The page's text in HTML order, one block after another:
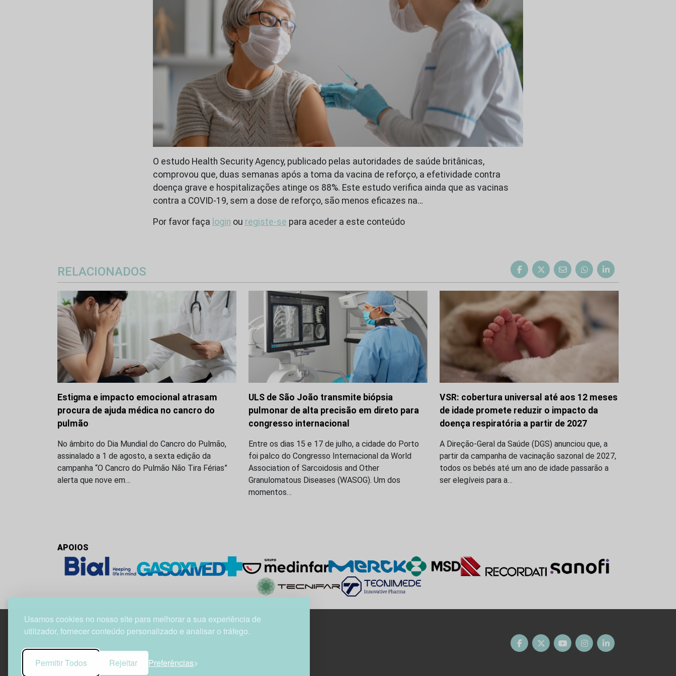
Usamos cookies no nosso site para melhorar a sua experiência de
utilizador, fornecer conteúdo personalizado e analisar o tráfego.
Permitir Todos Rejeitar Preferências
O estudo Health Security Agency, publicado pelas autoridades de saúde britânicas,
comprovou que, duas semanas após a toma da vacina de reforço, a efetividade contra
doença grave e hospitalizações atinge os 88%. Este estudo verifica ainda que as vacinas
contra a COVID-19, sem a dose de reforço, são menos eficazes na…
Por favor faça login ou registe-se para aceder a este conteúdo
RELACIONADOS
Estigma e impacto emocional atrasam
procura de ajuda médica no cancro do
pulmão
No âmbito do Dia Mundial do Cancro do Pulmão,
assinalado a 1 de agosto, a sexta edição da
campanha “O Cancro do Pulmão Não Tira Férias”
alerta que nove em…
ULS de São João transmite biópsia
pulmonar de alta precisão em direto para
congresso internacional
Entre os dias 15 e 17 de julho, a cidade do Porto
foi palco do Congresso Internacional da World
Association of Sarcoidosis and Other
Granulomatous Diseases (WASOG). Um dos
momentos…
VSR: cobertura universal até aos 12 meses
de idade promete reduzir o impacto da
doença respiratória a partir de 2027
A Direção-Geral da Saúde (DGS) anunciou que, a
partir da campanha de vacinação sazonal de 2027,
todos os bebés até um ano de idade passarão a
ser elegíveis para a…
APOIOS
1800-282 Lisboa | Portugal
21 850 40 65